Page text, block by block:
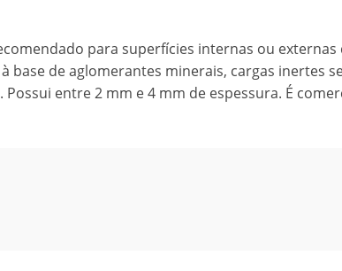
para superfícies internas ou externas
de aglomerantes minerais, cargas inertes
entre 2 mm e 4 mm de espessura. É